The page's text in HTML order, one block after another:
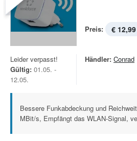
Preis: € 12,99
Leider verpasst!
Gültig: 01.05. -
12.05.
Händler: Conrad
Bessere Funkabdeckung und
MBit/s, Empfängt das WLAN-Signal,